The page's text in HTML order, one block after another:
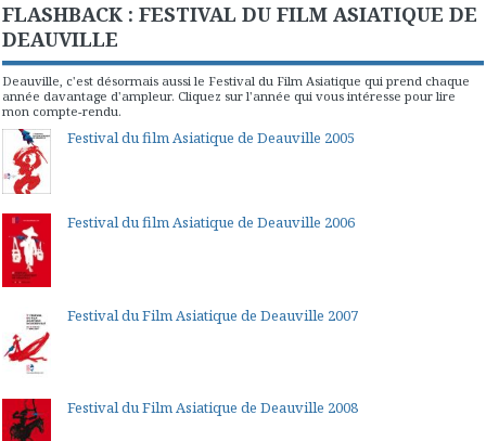
FLASHBACK : FESTIVAL DU FILM ASIATIQUE DE
DEAUVILLE
Deauville, c'est désormais aussi le Festival du Film Asiatique qui prend chaque
année davantage d'ampleur. Cliquez sur l'année qui vous intéresse pour lire
mon compte-rendu.
Festival du film Asiatique de Deauville 2005
Festival du film Asiatique de Deauville 2006
Festival du Film Asiatique de Deauville 2007
Festival du Film Asiatique de Deauville 2008